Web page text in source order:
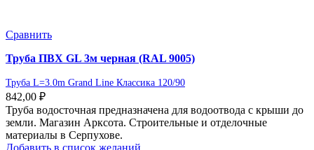
Сравнить
Труба ПВХ GL 3м черная (RAL 9005)
Труба L=3.0m Grand Line Классика 120/90
842,00 ₽
Труба водосточная предназначена для водоотвода с крыши до
земли. Магазин Арксота. Строительные и отделочные
материалы в Серпухове.
Добавить в список желаний